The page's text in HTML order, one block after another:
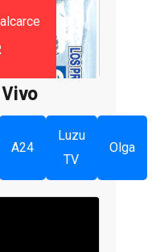
A24
Luzu
TV
Olga